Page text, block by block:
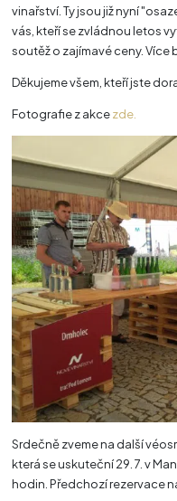
vinařství. Ty jsou již nyní
vás, kteří se zvládnou letos
soutěž o zajímavé ceny. Více
Děkujeme všem, kteří jste
Fotografie z akcezde.
Srdečně zveme na další
která se uskuteční 29. 7. v
hodin. Předchozí rezervace